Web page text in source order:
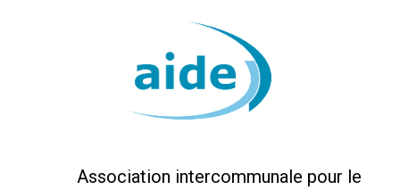
Association intercommunale pour le